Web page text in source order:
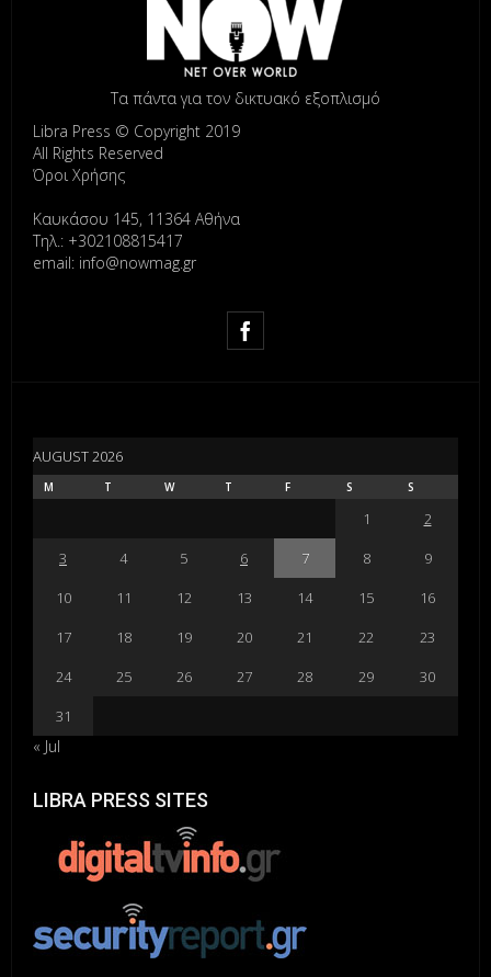
Τα πάντα για τον δικτυακό εξοπλισμό
Libra Press © Copyright 2019
All Rights Reserved
Όροι Χρήσης
Καυκάσου 145, 11364 Αθήνα
Τηλ.: +302108815417
email: info@nowmag.gr
AUGUST 2026
M T W T F S S
1
2
3
4 5 6 7 8
9
10
11 12 13 14 15
16
17
18 19 20 21 22
23
24
25 26 27 28 29
30
31
« Jul
LIBRA PRESS SITES